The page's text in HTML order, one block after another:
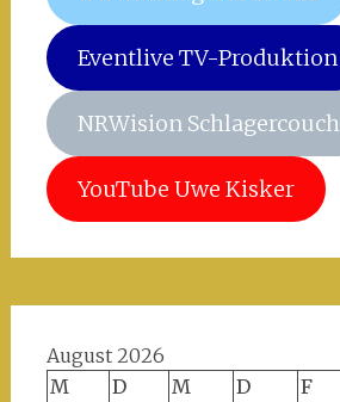
Eventlive TV-Produktion
NRWision Schlagercouch
YouTube Uwe Kisker
August 2026
M
D M D F